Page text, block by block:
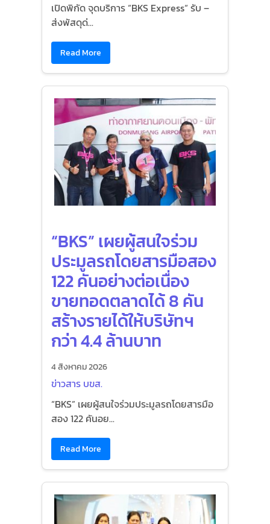
เปิดพิกัด จุดบริการ “BKS Express“ รับ –
ส่งพัสดุด่...
Read More
“BKS” เผยผู้สนใจร่วม
ประมูลรถโดยสารมือสอง
122 คันอย่างต่อเนื่อง
ขายทอดตลาดได้ 8 คัน
สร้างรายได้ให้บริษัทฯ
กว่า 4.4 ล้านบาท
4 สิงหาคม 2026
ข่าวสาร บขส.
“BKS” เผยผู้สนใจร่วมประมูลรถโดยสารมือ
สอง 122 คันอย...
Read More